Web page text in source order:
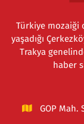
Türkiye mozaiği
yaşadığı
Trakya
haber
GOP Mah.